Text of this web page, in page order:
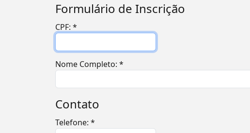
Formulário de Inscrição
CPF: *
Nome Completo: *
Contato
Telefone: *